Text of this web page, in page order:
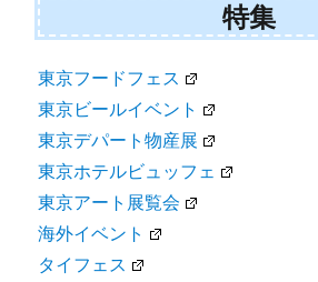
特集
東京フードフェス
東京ビールイベント
東京デパート物産展
東京ホテルビュッフェ
東京アート展覧会
海外イベント
タイフェス